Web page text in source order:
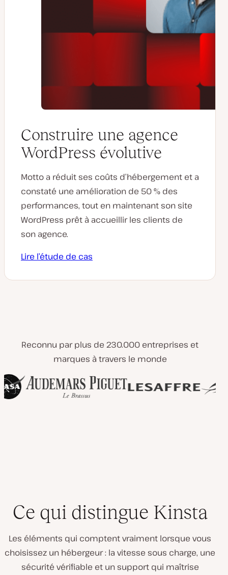
Construire une agence
WordPress évolutive
Motto a réduit ses coûts d’hébergement et a
constaté une amélioration de 50 % des
performances, tout en maintenant son site
WordPress prêt à accueillir les clients de
son agence.
Lire l’étude de cas
Reconnu par plus de 230.000 entreprises et
marques à travers le monde
Ce qui distingue Kinsta
Les éléments qui comptent vraiment lorsque vous
choisissez un hébergeur : la vitesse sous charge, une
sécurité vérifiable et un support qui maîtrise